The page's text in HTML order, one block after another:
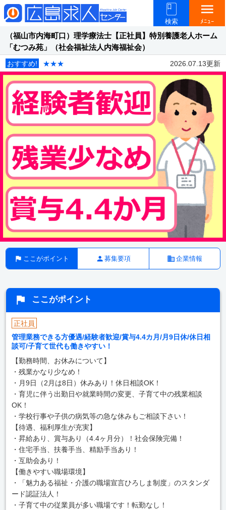
検索
menu
ﾒﾆｭｰ
（福山市内海町口）理学療法士【正社員】特別養護老人ホーム
「むつみ苑」（社会福祉法人内海福祉会）
おすすめ! ★★★ 2026.07.13更新
ここがポイント 募集要項 企業情報
ここがポイント
正社員
管理業務できる方優遇/経験者歓迎/賞与4.4カ月/月9日休/休日相
談可/子育て世代も働きやすい！
【勤務時間、お休みについて】
・残業かなり少なめ！
・月9日（2月は8日）休みあり！休日相談OK！
・育児に伴う出勤日や就業時間の変更、子育て中の残業相談
OK！
・学校行事や子供の病気等の急な休みもご相談下さい！
【待遇、福利厚生が充実】
・昇給あり、賞与あり（4.4ヶ月分）！社会保険完備！
・住宅手当、扶養手当、精励手当あり！
・互助会あり！
【働きやすい職場環境】
・「魅力ある福祉・介護の職場宣言ひろしま制度」のスタンダ
ード認証法人！
・子育て中の従業員が多い職場です！転勤なし！